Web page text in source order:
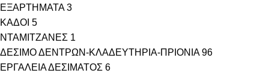
ΕΞΑΡΤΗΜΑΤΑ 3
ΚΑΔΟΙ 5
ΝΤΑΜΙΤΖΑΝΕΣ 1
ΔΕΣΙΜΟ ΔΕΝΤΡΩΝ-ΚΛΑΔΕΥΤΗΡΙΑ-ΠΡΙΟΝΙΑ 96
ΕΡΓΑΛΕΙΑ ΔΕΣΙΜΑΤΟΣ 6